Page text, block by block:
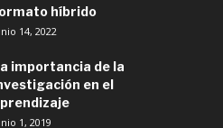
híbrido
14, 2022
importancia de la
en el
1, 2019